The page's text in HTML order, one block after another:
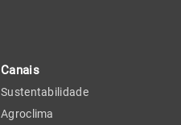
Canais
Sustentabilidade
Agroclima